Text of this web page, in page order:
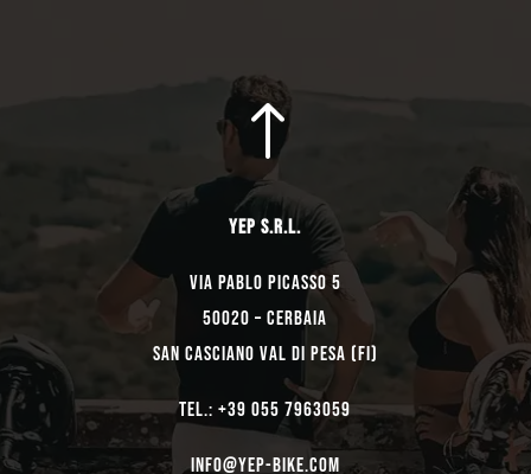
!
YEP s.r.l.
Via Pablo Picasso 5
50020 – Cerbaia
San Casciano Val di Pesa (FI)
TEL.: +39 055 7963059
Info@yep-Bike.com